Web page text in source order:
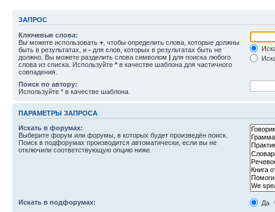
ЗАПРОС
Ключевые слова:
Вы можете использовать + , чтобы определить слова, которые должны
быть в результатах, и - для слов, которых в результатах быть не
должно. Вы можете разделить слова символом | для поиска любого
слова из списка. Используйте * в качестве шаблона для частичного
совпадения.
Поиск по автору:
Используйте * в качестве шаблона.
ПАРАМЕТРЫ ЗАПРОСА
Искать в форумах:
Выберите форум или форумы, в которых будет произведён поиск.
Поиск в подфорумах производится автоматически, если вы не
отключили соответствующую опцию ниже.
Искать в подфорумах:
Да